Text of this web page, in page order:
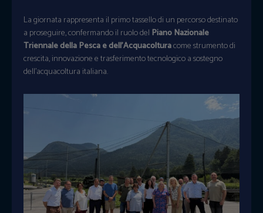
La giornata rappresenta il primo tassello di un percorso destinato
a proseguire, confermando il ruolo del Piano Nazionale
Triennale della Pesca e dell’Acquacolturacome strumento di
crescita, innovazione e trasferimento tecnologico a sostegno
dell’acquacoltura italiana.